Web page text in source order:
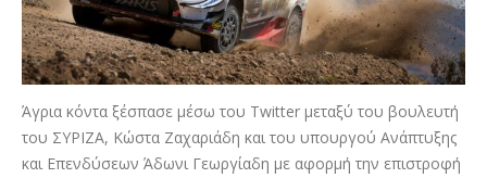
Άγρια κόντα ξέσπασε μέσω του Twitter μεταξύ του βουλευτή
του ΣΥΡΙΖΑ, Κώστα Ζαχαριάδη και του υπουργού Ανάπτυξης
και Επενδύσεων Άδωνι Γεωργίαδη με αφορμή την επιστροφή